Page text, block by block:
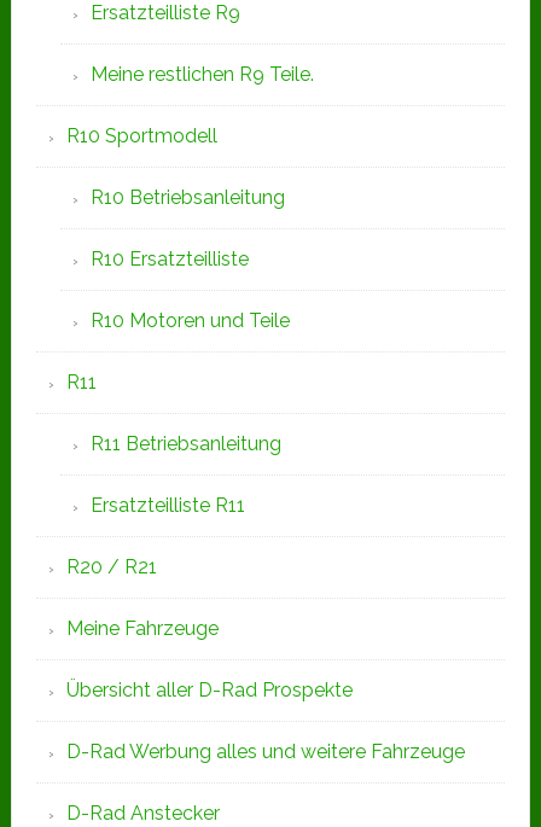
Ersatzteilliste R9
Meine restlichen R9 Teile.
R10 Sportmodell
R10 Betriebsanleitung
R10 Ersatzteilliste
R10 Motoren und Teile
R11
R11 Betriebsanleitung
Ersatzteilliste R11
R20 / R21
Meine Fahrzeuge
Übersicht aller D-Rad Prospekte
D-Rad Werbung alles und weitere Fahrzeuge
D-Rad Anstecker